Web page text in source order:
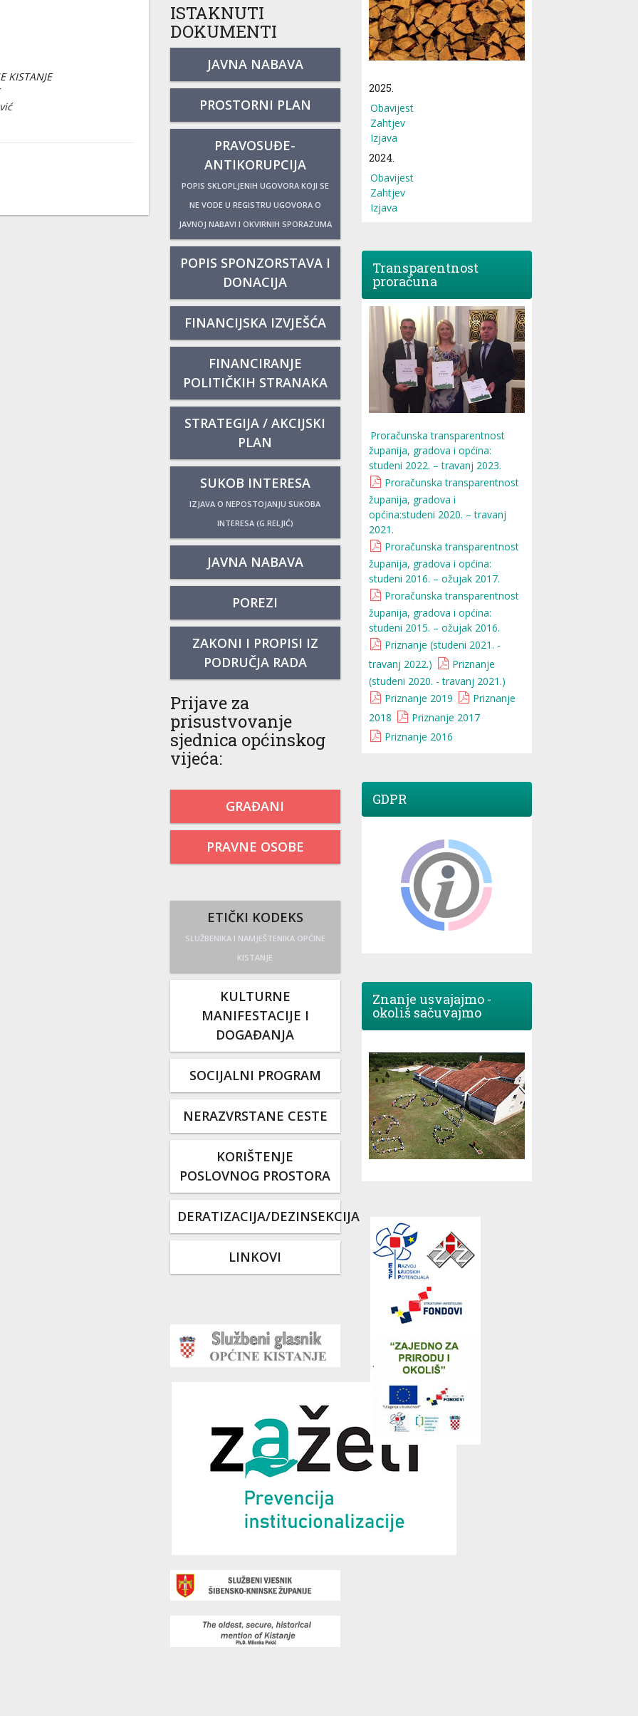
KISTANJE
ISTAKNUTI
DOKUMENTI
JAVNA NABAVA
PROSTORNI PLAN
PRAVOSUĐE-
ANTIKORUPCIJA
POPIS SKLOPLJENIH UGOVORA KOJI SE
NE VODE U REGISTRU UGOVORA O
JAVNOJ NABAVI I OKVIRNIH SPORAZUMA
POPIS SPONZORSTAVA I
DONACIJA
FINANCIJSKA IZVJEŠĆA
FINANCIRANJE
POLITIČKIH STRANAKA
STRATEGIJA / AKCIJSKI
PLAN
SUKOB INTERESA
IZJAVA O NEPOSTOJANJU SUKOBA
INTERESA (G.RELJIĆ)
JAVNA NABAVA
POREZI
ZAKONI I PROPISI IZ
PODRUČJA RADA
Prijave za
prisustvovanje
sjednica općinskog
vijeća:
GRAĐANI
PRAVNE OSOBE
ETIČKI KODEKS
SLUŽBENIKA I NAMJEŠTENIKA OPĆINE
KISTANJE
KULTURNE
MANIFESTACIJE I
DOGAĐANJA
SOCIJALNI PROGRAM
NERAZVRSTANE CESTE
KORIŠTENJE
POSLOVNOG PROSTORA
DERATIZACIJA/DEZINSEKCIJA
LINKOVI
2025.
Obavijest
Zahtjev
Izjava
2024.
Obavijest
Zahtjev
Izjava
Transparentnost
proračuna
Proračunska transparentnost
županija, gradova i općina:
studeni 2022. – travanj 2023.
Proračunska transparentnost
županija, gradova i
općina:studeni 2020. – travanj
2021.
Proračunska transparentnost
županija, gradova i općina:
studeni 2016. – ožujak 2017.
Proračunska transparentnost
županija, gradova i općina:
studeni 2015. – ožujak 2016.
Priznanje (studeni 2021. -
travanj 2022.)
Priznanje
(studeni 2020. - travanj 2021.)
Priznanje 2019
Priznanje
2018
Priznanje 2017
Priznanje 2016
GDPR
Znanje usvajajmo -
okoliš sačuvajmo